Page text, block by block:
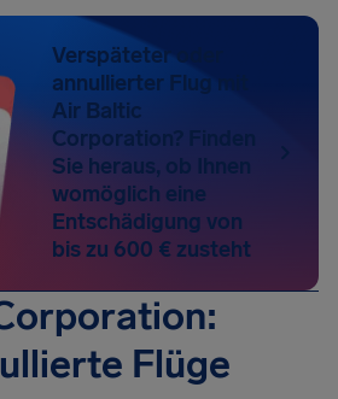
Verspäteter oder
annullierter Flug mit
Air Baltic
Corporation? Finden
Sie heraus, ob Ihnen
womöglich eine
Entschädigung von
bis zu 600 € zusteht
Flüge